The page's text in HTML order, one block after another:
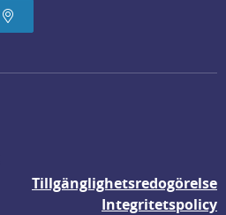
Tillgänglighetsredogörelse
Integritetspolicy